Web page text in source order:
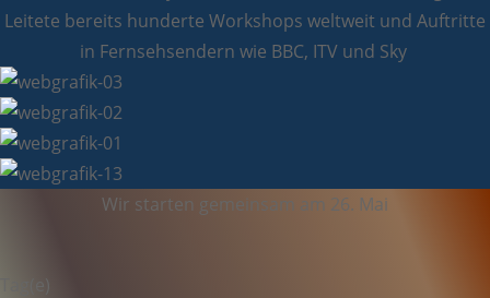
Leitete bereits hunderte Workshops weltweit und Auftritte
in Fernsehsendern wie BBC, ITV und Sky
Wir starten gemeinsam am 26. Mai
Tag(e)